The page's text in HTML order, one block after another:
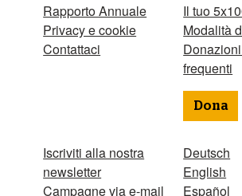
Rapporto Annuale
Privacy e cookie
Contattaci
Iscriviti alla nostra
newsletter
Campagne via e-mail
Il tuo
Modalità
frequenti
Dona
Deutsch
English
Español